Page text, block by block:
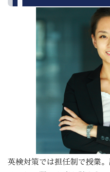
英検対策では担任制で授業